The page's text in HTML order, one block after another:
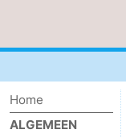
Home
ALGEMEEN